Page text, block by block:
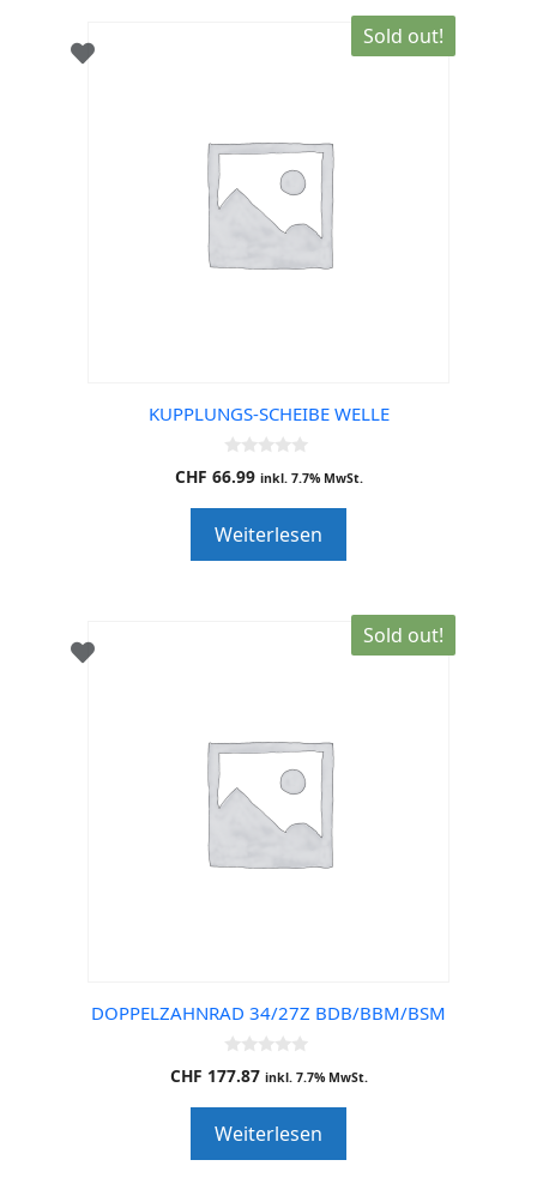
Sold out!
KUPPLUNGS-SCHEIBE WELLE
0
o
o
f
5
CHF 66.99 inkl. 7.7% MwSt.
Weiterlesen
Sold out!
DOPPELZAHNRAD 34/27Z BDB/BBM/BSM
0
o
o
f
5
CHF 177.87 inkl. 7.7% MwSt.
Weiterlesen